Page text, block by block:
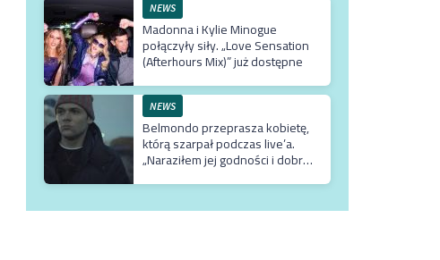
NEWS
Madonna i Kylie Minogue
połączyły siły. „Love Sensation
(Afterhours Mix)” już dostępne
NEWS
Belmondo przeprasza kobietę,
którą szarpał podczas live’a.
„Naraziłem jej godności i dobre
najlepszego możliwego
specjalisty”